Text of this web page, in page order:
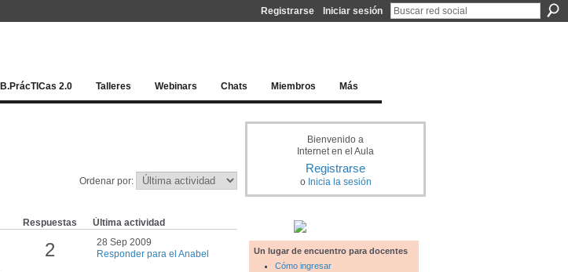
Registrarse Iniciar sesión
B.PrácTICas 2.0 Talleres Webinars Chats Miembros Más
Ordenar por:
Respuestas Última actividad
2
28 Sep 2009
Responder para el Anabel
Bienvenido a
Internet en el Aula
Registrarse
o Inicia la sesión
Un lugar de encuentro para docentes
Cómo ingresar